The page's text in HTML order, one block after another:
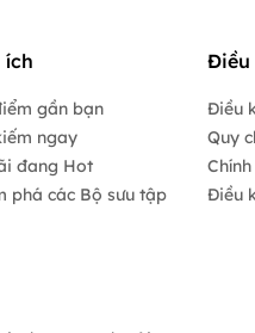
ích
gần bạn
ngay
đang Hot
phá các Bộ sưu tập
Điều
Điều
Quy
Điều